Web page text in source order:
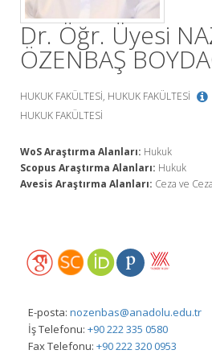
Dr. Öğr. Üyesi
ÖZENBAŞ
HUKUK FAKÜLTESİ, HUKUK FAKÜLTESİ
HUKUK FAKÜLTESİ
WoS Araştırma Alanları: Hukuk
Scopus Araştırma Alanları: Hukuk
Avesis Araştırma Alanları: Ceza ve
E-posta: nozenbas@anadolu.edu.tr
İş Telefonu: +90 222 335 0580
Fax Telefonu: +90 222 320 0953